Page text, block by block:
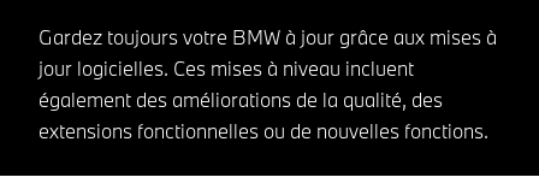
Gardez toujours votre BMW à jour grâce aux mises à
jour logicielles. Ces mises à niveau incluent
également des améliorations de la qualité, des
extensions fonctionnelles ou de nouvelles fonctions.